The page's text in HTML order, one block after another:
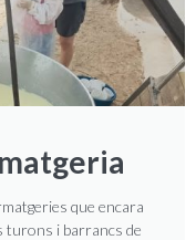
que encara
turons i barrancs de